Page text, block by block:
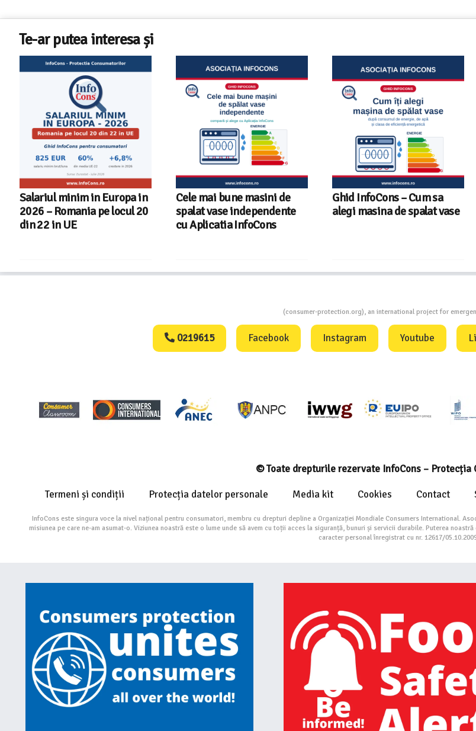
Te-ar putea interesa și
minim in Europa in
– Romania pe locul 20
22 in UE
Cele mai bune masini de
spalat vase independente
cu Aplicatia InfoCons
Ghid InfoCons – Cum sa
alegi masina de spalat vase
(consumer-protection.org), an international project for
0219615 Facebook Instagram Youtube
© Toate drepturile rezervate InfoCons – Protecția
Termeni și condiții Protecția datelor personale Media kit Cookies Contact
InfoCons este singura voce la nivel național pentru consumatori, membru cu drepturi depline a Organizației Mondiale Consumers International.
misiunea pe care ne-am asumat-o. Viziunea noastră este o lume unde să avem cu toții acces la siguranță, bunuri și servicii durabile. Puterea
caracter personal înregistrat cu nr. 12617/